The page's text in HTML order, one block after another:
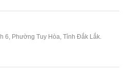
6, Phường Tuy Hòa, Tỉnh Đắk Lắk.